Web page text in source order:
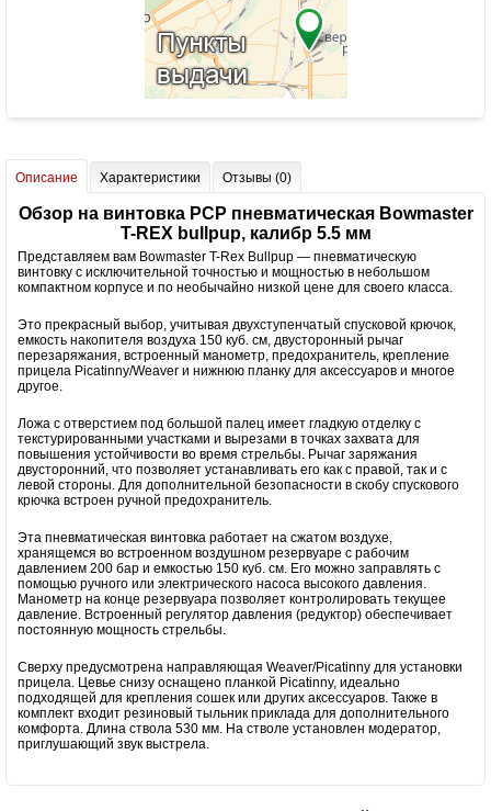
Описание Характеристики Отзывы (0)
Обзор на винтовка PCP пневматическая Bowmaster
T-REX bullpup, калибр 5.5 мм
Представляем вам Bowmaster T-Rex Bullpup — пневматическую
винтовку с исключительной точностью и мощностью в небольшом
компактном корпусе и по необычайно низкой цене для своего класса.
Это прекрасный выбор, учитывая двухступенчатый спусковой крючок,
емкость накопителя воздуха 150 куб. см, двусторонный рычаг
перезаряжания, встроенный манометр, предохранитель, крепление
прицела Picatinny/Weaver и нижнюю планку для аксессуаров и многое
другое.
Ложа с отверстием под большой палец имеет гладкую отделку с
текстурированными участками и вырезами в точках захвата для
повышения устойчивости во время стрельбы. Рычаг заряжания
двусторонний, что позволяет устанавливать его как с правой, так и с
левой стороны. Для дополнительной безопасности в скобу спускового
крючка встроен ручной предохранитель.
Эта пневматическая винтовка работает на сжатом воздухе,
хранящемся во встроенном воздушном резервуаре с рабочим
давлением 200 бар и емкостью 150 куб. см. Его можно заправлять с
помощью ручного или электрического насоса высокого давления.
Манометр на конце резервуара позволяет контролировать текущее
давление. Встроенный регулятор давления (редуктор) обеспечивает
постоянную мощность стрельбы.
Сверху предусмотрена направляющая Weaver/Picatinny для установки
прицела. Цевье снизу оснащено планкой Picatinny, идеально
подходящей для крепления сошек или других аксессуаров. Также в
комплект входит резиновый тыльник приклада для дополнительного
комфорта. Длина ствола 530 мм. На стволе установлен модератор,
приглушающий звук выстрела.